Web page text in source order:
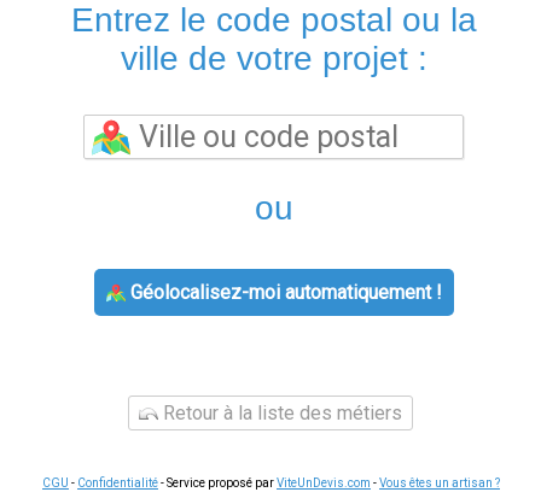
Entrez le code postal ou la
ville de votre projet :
ou
Géolocalisez-moi automatiquement !
Retour à la liste des métiers
CGU - Confidentialité- Service proposé parViteUnDevis.com -Vous êtes un artisan ?